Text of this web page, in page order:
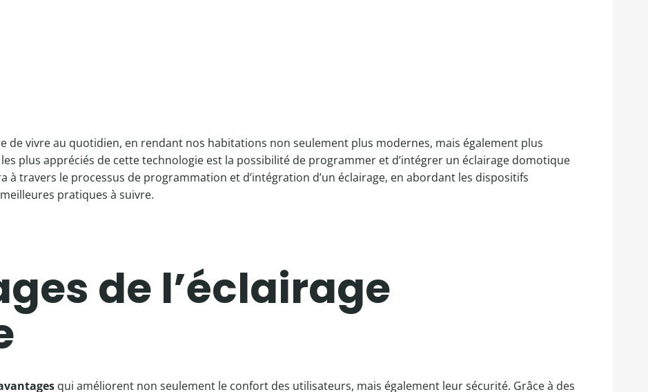
de vivre au quotidien, en rendant nos habitations non seulement plus modernes, mais également plus
plus appréciés de cette technologie est la possibilité de programmer et d’intégrer un éclairage domotique
à travers le processus de programmation et d’intégration d’un éclairage, en abordant les dispositifs
pratiques à suivre.
de l’éclairage
qui améliorent non seulement le confort des utilisateurs, mais également leur sécurité. Grâce à des